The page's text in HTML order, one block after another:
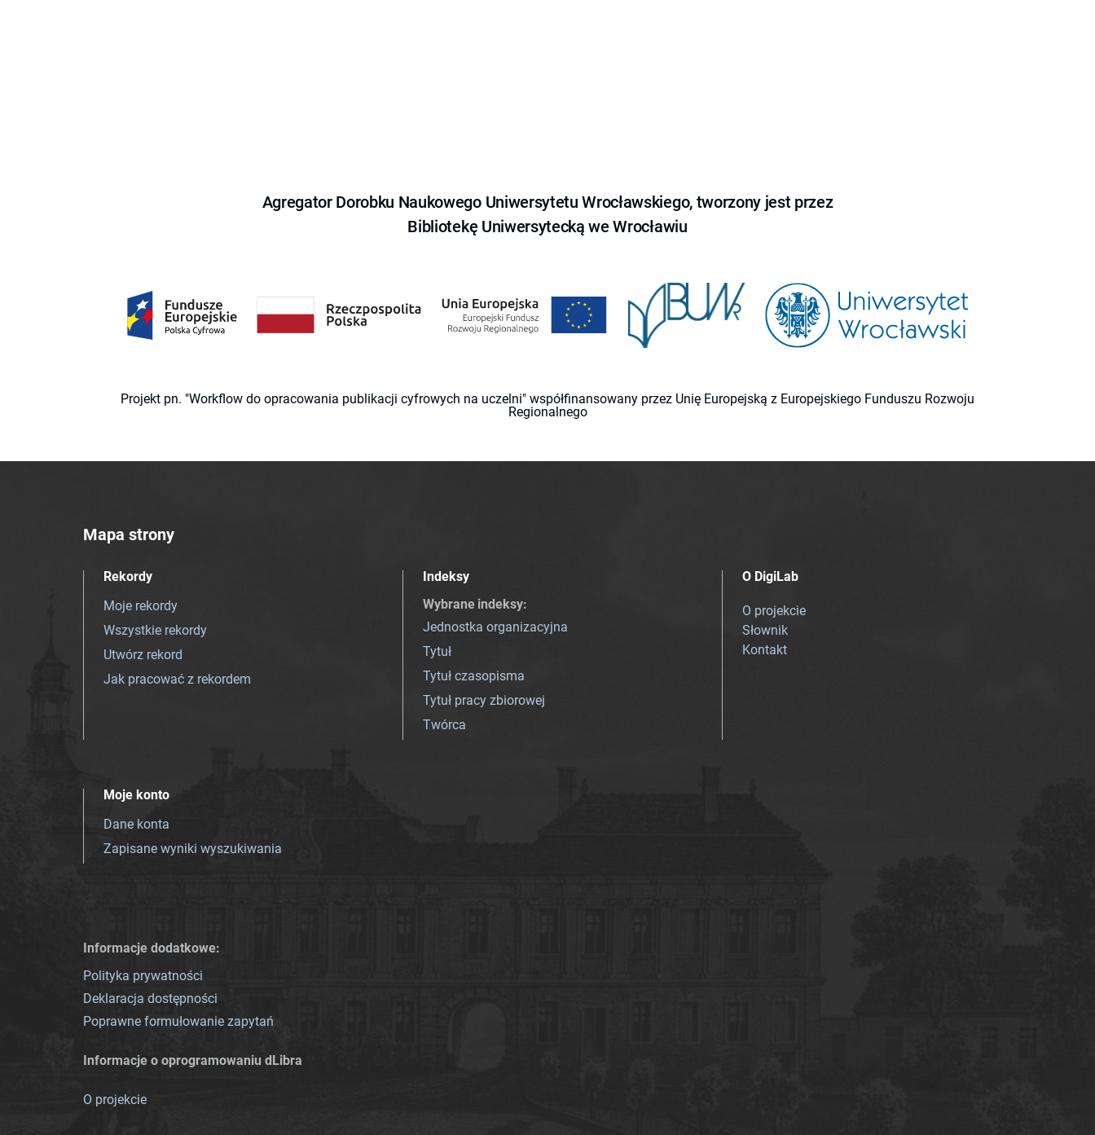
Agregator Dorobku Naukowego Uniwersytetu Wrocławskiego, tworzony jest przez
Bibliotekę Uniwersytecką we Wrocławiu
Projekt pn. "Workflow do opracowania publikacji cyfrowych na uczelni" współfinansowany przez Unię Europejską z Europejskiego Funduszu Rozwoju
Regionalnego
Mapa strony
Rekordy
Moje rekordy
Wszystkie rekordy
Utwórz rekord
Jak pracować z rekordem
Indeksy
Wybrane indeksy:
Jednostka organizacyjna
Tytuł
Tytuł czasopisma
Tytuł pracy zbiorowej
Twórca
O DigiLab
O projekcie
Słownik
Kontakt
Moje konto
Dane konta
Zapisane wyniki wyszukiwania
Informacje dodatkowe:
Polityka prywatności
Deklaracja dostępności
Poprawne formułowanie zapytań
Informacje o oprogramowaniu dLibra
O projekcie